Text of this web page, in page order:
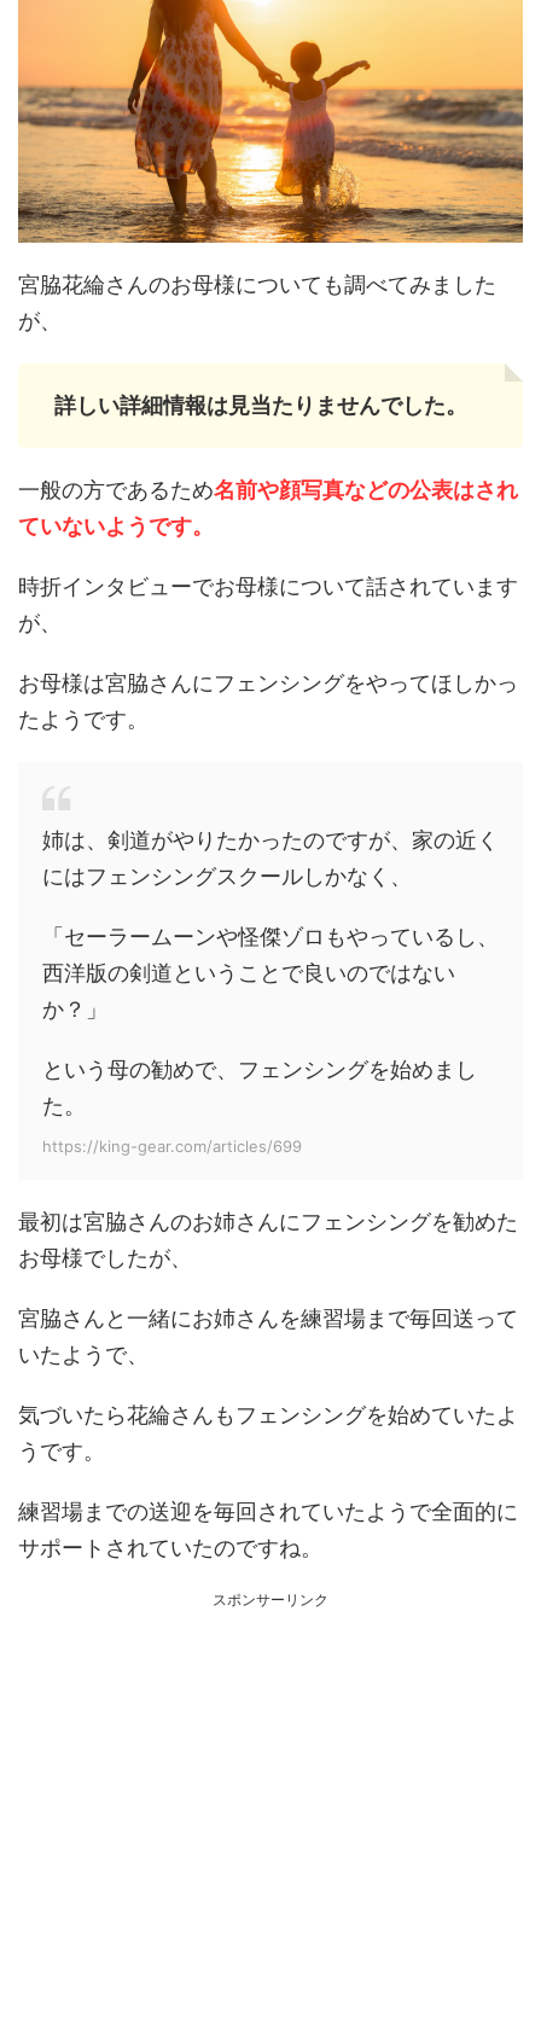
宮脇花綸さんのお母様についても調べてみました
が、
詳しい詳細情報は見当たりませんでした。
一般の方であるため名前や顔写真などの公表はされ
ていないようです。
時折インタビューでお母様について話されています
が、
お母様は宮脇さんにフェンシングをやってほしかっ
たようです。
姉は、剣道がやりたかったのですが、家の近く
にはフェンシングスクールしかなく、
「セーラームーンや怪傑ゾロもやっているし、
西洋版の剣道ということで良いのではない
か？」
という母の勧めで、フェンシングを始めまし
た。
https://king-gear.com/articles/699
最初は宮脇さんのお姉さんにフェンシングを勧めた
お母様でしたが、
宮脇さんと一緒にお姉さんを練習場まで毎回送って
いたようで、
気づいたら花綸さんもフェンシングを始めていたよ
うです。
練習場までの送迎を毎回されていたようで全面的に
サポートされていたのですね。
スポンサーリンク